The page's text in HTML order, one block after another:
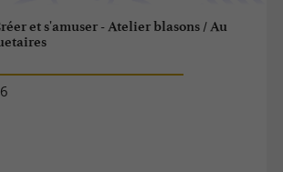
et s'amuser - Atelier blasons / Au